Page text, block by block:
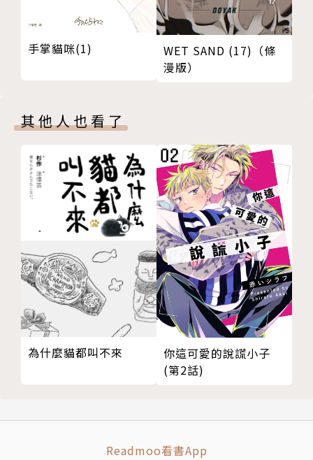
手掌貓咪(1)
WET SAND (17)（條
漫版）
其他人也看了
為什麼貓都叫不來
你這可愛的說謊小子
(第2話)
Readmoo看書App